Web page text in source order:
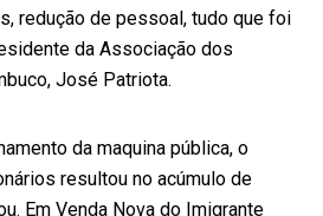
redução de pessoal, tudo que foi
da Associação dos
José Patriota.
da maquina pública, o
resultou no acúmulo de
Em Venda Nova do Imigrante